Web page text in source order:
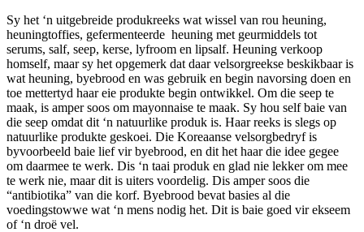
Sy het ‘n uitgebreide produkreeks wat wissel van rou heuning,
heuningtoffies, gefermenteerde heuning met geurmiddels tot
serums, salf, seep, kerse, lyfroom en lipsalf. Heuning verkoop
homself, maar sy het opgemerk dat daar velsorgreekse beskikbaar is
wat heuning, byebrood en was gebruik en begin navorsing doen en
toe mettertyd haar eie produkte begin ontwikkel. Om die seep te
maak, is amper soos om mayonnaise te maak. Sy hou self baie van
die seep omdat dit ‘n natuurlike produk is. Haar reeks is slegs op
natuurlike produkte geskoei. Die Koreaanse velsorgbedryf is
byvoorbeeld baie lief vir byebrood, en dit het haar die idee gegee
om daarmee te werk. Dis ‘n taai produk en glad nie lekker om mee
te werk nie, maar dit is uiters voordelig. Dis amper soos die
“antibiotika” van die korf. Byebrood bevat basies al die
voedingstowwe wat ‘n mens nodig het. Dit is baie goed vir ekseem
of ‘n droë vel.